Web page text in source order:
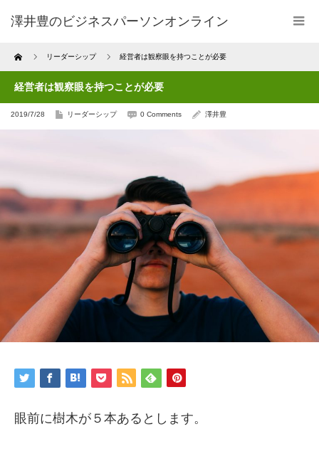
澤井豊のビジネスパーソンオンライン
Home リーダーシップ 経営者は観察眼を持つことが必要
経営者は観察眼を持つことが必要
2019/7/28 リーダーシップ 0 Comments 澤井豊
眼前に樹木が５本あるとします。